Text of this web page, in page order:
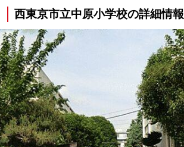
西東京市立中原小学校の詳細情報